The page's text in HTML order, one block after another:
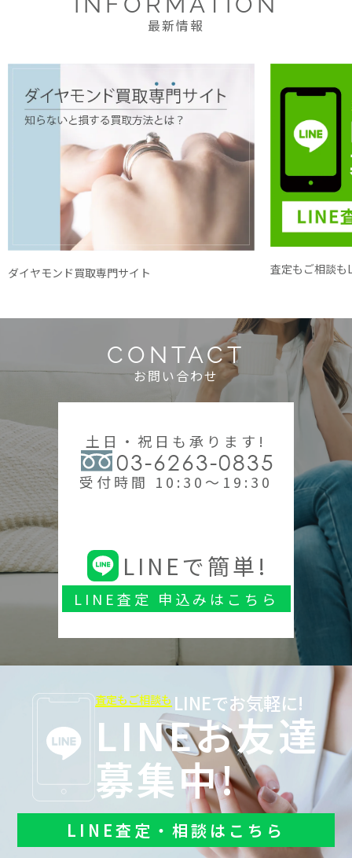
最新情報
ダイヤモンド買取専門サイト 査定もご相談も
CONTACT
お問い合わせ
土日・祝日も承ります!
03-6263-0835
受付時間 10:30～19:30
LINEで簡単!
LINE査定 申込みはこちら
査定もご相談も LINEでお気軽に!
LINEお友達
募集中!
LINE査定・相談はこちら